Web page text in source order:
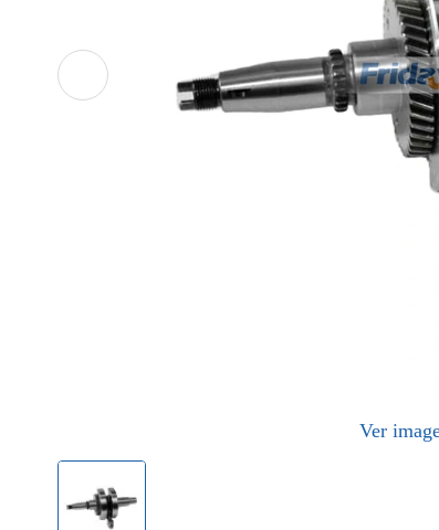
Ver